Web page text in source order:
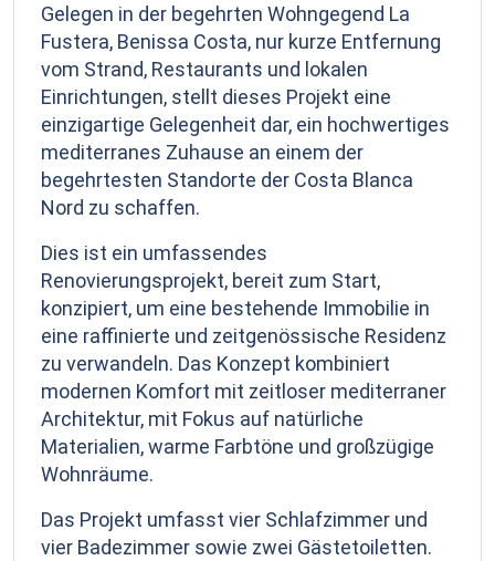
Gelegen in der begehrten Wohngegend La
Fustera, Benissa Costa, nur kurze Entfernung
vom Strand, Restaurants und lokalen
Einrichtungen, stellt dieses Projekt eine
einzigartige Gelegenheit dar, ein hochwertiges
mediterranes Zuhause an einem der
begehrtesten Standorte der Costa Blanca
Nord zu schaffen.
Dies ist ein umfassendes
Renovierungsprojekt, bereit zum Start,
konzipiert, um eine bestehende Immobilie in
eine raffinierte und zeitgenössische Residenz
zu verwandeln. Das Konzept kombiniert
modernen Komfort mit zeitloser mediterraner
Architektur, mit Fokus auf natürliche
Materialien, warme Farbtöne und großzügige
Wohnräume.
Das Projekt umfasst vier Schlafzimmer und
vier Badezimmer sowie zwei Gästetoiletten.